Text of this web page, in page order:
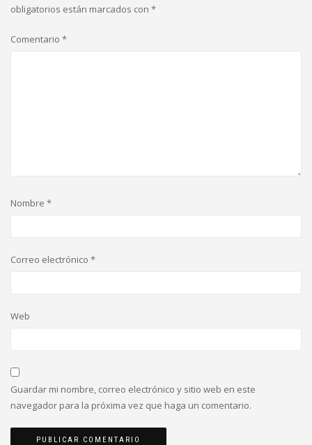
obligatorios están marcados con *
Comentario *
Nombre *
Correo electrónico *
Web
Guardar mi nombre, correo electrónico y sitio web en este
navegador para la próxima vez que haga un comentario.